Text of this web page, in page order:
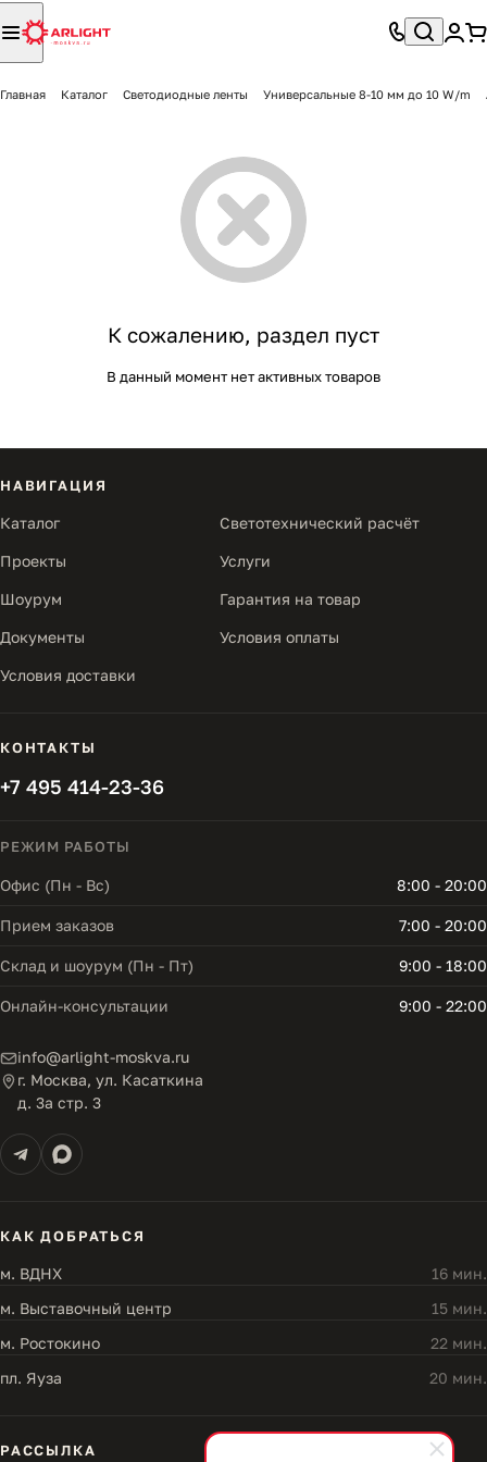
Главная Каталог Светодиодные ленты Универсальные 8-10 мм до 10 W/m
К сожалению, раздел пуст
В данный момент нет активных товаров
НАВИГАЦИЯ
Каталог Светотехнический расчёт
Проекты Услуги
Шоурум Гарантия на товар
Документы Условия оплаты
Условия доставки
КОНТАКТЫ
+7 495 414-23-36
РЕЖИМ РАБОТЫ
Офис (Пн - Вс) 8:00 - 20:00
Прием заказов 7:00 - 20:00
Склад и шоурум (Пн - Пт) 9:00 - 18:00
Онлайн-консультации 9:00 - 22:00
info@arlight-moskva.ru
г. Москва, ул. Касаткина
д. 3а стр. 3
КАК ДОБРАТЬСЯ
м. ВДНХ
16 мин.
м. Выставочный центр
15 мин.
м. Ростокино
22 мин.
пл. Яуза
20 мин.
РАССЫЛКА